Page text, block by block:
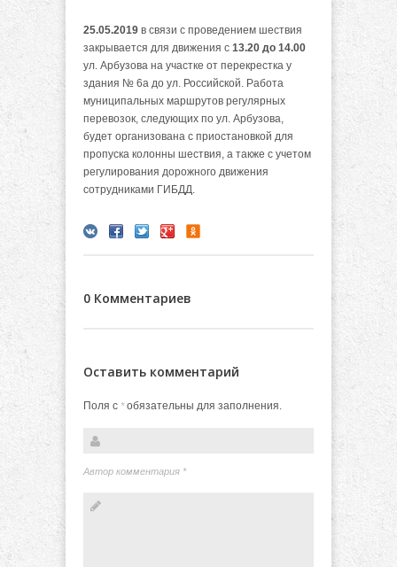
25.05.2019 в связи с проведением шествия
закрывается для движения с 13.20 до 14.00
ул. Арбузова на участке от перекрестка у
здания № 6а до ул. Российской. Работа
муниципальных маршрутов регулярных
перевозок, следующих по ул. Арбузова,
будет организована с приостановкой для
пропуска колонны шествия, а также с учетом
регулирования дорожного движения
сотрудниками ГИБДД.
0 Комментариев
Оставить комментарий
Поля с *обязательны для заполнения.
Автор комментария *